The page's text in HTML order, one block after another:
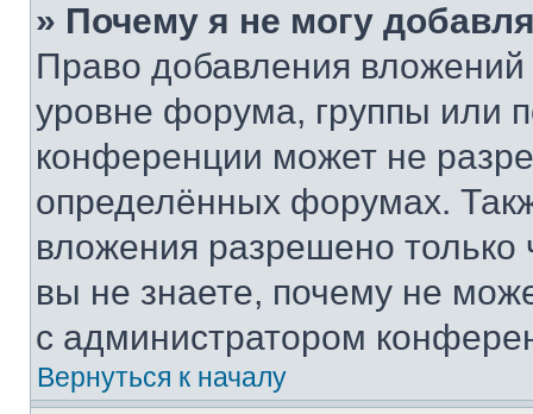
» Почему я не могу
Право добавления
уровне форума, группы или
конференции может не
определённых форумах.
вложения разрешено
вы не знаете, почему не
с администратором
Вернуться к началу